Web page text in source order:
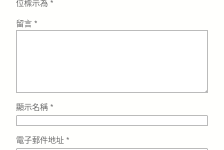
位標示為 *
留言 *
顯示名稱 *
電子郵件地址 *